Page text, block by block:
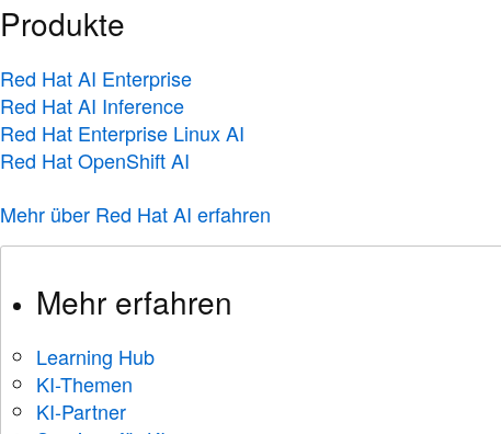
Produkte
Red Hat AI Enterprise
Red Hat AI Inference
Red Hat Enterprise Linux AI
Red Hat OpenShift AI
Mehr über Red Hat AI erfahren
Mehr erfahren
Learning Hub
KI-Themen
KI-Partner